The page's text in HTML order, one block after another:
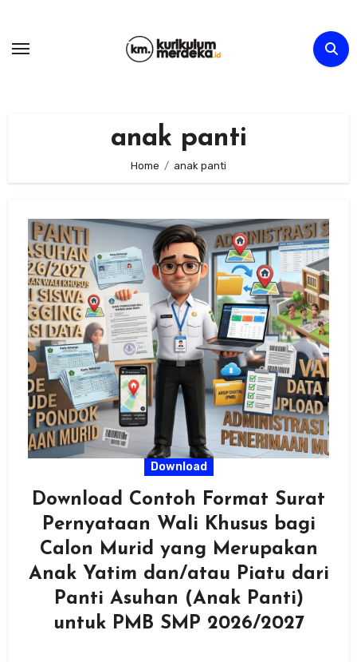
content
anak panti
Home anak panti
Download
Download Contoh Format Surat
Pernyataan Wali Khusus bagi
Calon Murid yang Merupakan
Anak Yatim dan/atau Piatu dari
Panti Asuhan (Anak Panti)
untuk PMB SMP 2026/2027